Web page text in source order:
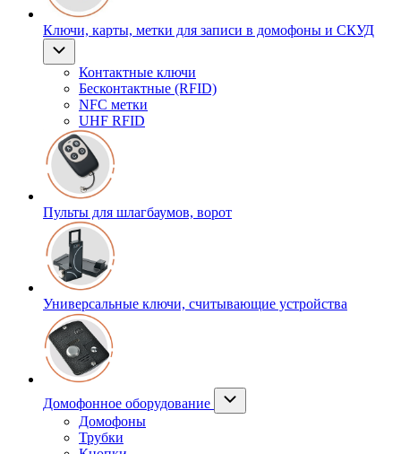
Ключи, карты, метки для записи в домофоны и СКУД
Контактные ключи
Бесконтактные (RFID)
NFC метки
UHF RFID
Пульты для шлагбаумов, ворот
Универсальные ключи, считывающие устройства
Домофонное оборудование
Домофоны
Трубки